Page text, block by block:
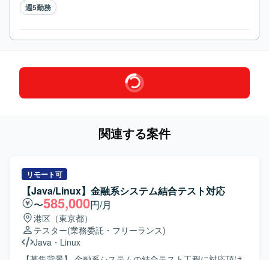
週5勤務
関連する案件
リモート可
【Java/Linux】金融系システム結合テスト対応
〜585,000円/月
港区（東京都）
テスター(業務委託・フリーランス)
Java ・ Linux